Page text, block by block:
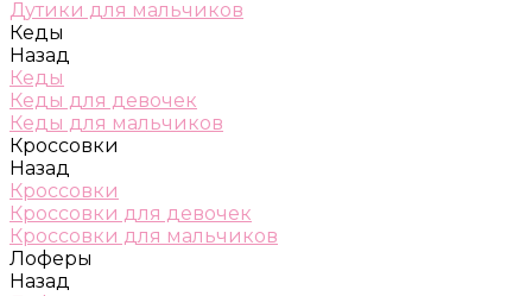
Дутики для мальчиков
Кеды
Назад
Кеды
Кеды для девочек
Кеды для мальчиков
Кроссовки
Назад
Кроссовки
Кроссовки для девочек
Кроссовки для мальчиков
Лоферы
Назад